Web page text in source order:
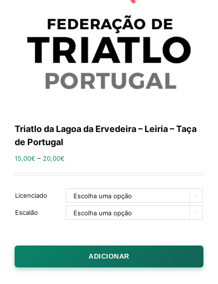
Triatlo da Lagoa da Ervedeira – Leiria – Taça
de Portugal
15,00€ – 20,00€
Licenciado 
Escalão 
ADICIONAR